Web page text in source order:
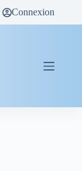
Connexion